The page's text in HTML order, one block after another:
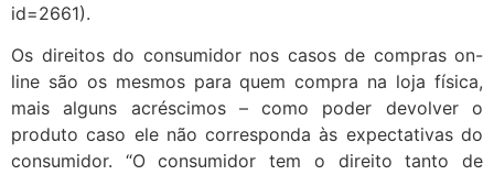
id=2661).
Os direitos do consumidor nos casos de compras on-
line são os mesmos para quem compra na loja física,
mais alguns acréscimos – como poder devolver o
produto caso ele não corresponda às expectativas do
consumidor. “O consumidor tem o direito tanto de